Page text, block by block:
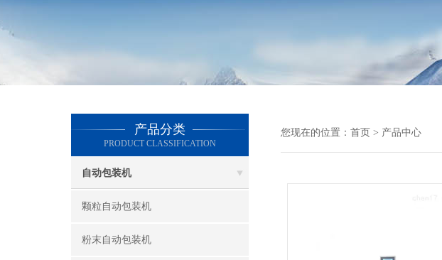
产品分类
PRODUCT CLASSIFICATION
自动包装机
颗粒自动包装机
粉末自动包装机
您现在的位置： 首页 > 产品中心